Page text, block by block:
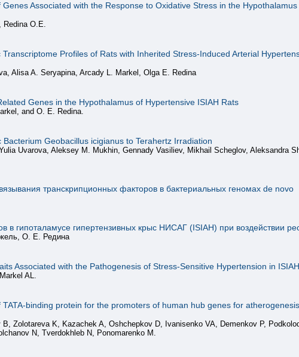
Associated with the Response to Oxidative Stress in the
Redina O.E.
Profiles of Rats with Inherited Stress-Induced Arterial
Alisa A. Seryapina, Arcady L. Markel, Olga E. Redina
Genes in the Hypothalamus of Hypertensive ISIAH Rats
and O. E. Redina.
Geobacillus icigianus to Terahertz Irradiation
Uvarova, Aleksey M. Mukhin, Gennady Vasiliev, Mikhail Scheglov, Aleksandra
транскрипционных факторов в бактериальных геномах de novo
в гипоталамусе гипертензивных крыс НИСАГ (ISIAH) при воздействии
О. Е. Редина
Associated with the Pathogenesis of Stress-Sensitive Hypertension in
AL.
binding protein for the promoters of human hub genes for
Zolotareva K, Kazachek A, Oshchepkov D, Ivanisenko VA, Demenkov P,
N, Tverdokhleb N, Ponomarenko M.